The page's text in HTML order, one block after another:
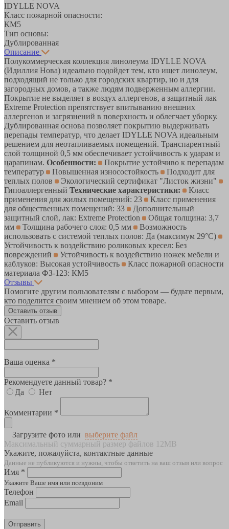
IDYLLE NOVA
Класс пожарной опасности:
КМ5
Тип основы:
Дублированная
Описание
Полукоммерческая коллекция линолеума IDYLLE NOVA
(Идиллия Нова) идеально подойдет тем, кто ищет линолеум,
подходящий не только для городских квартир, но и для
загородных домов, а также людям подверженным аллергии.
Покрытие не выделяет в воздух аллергенов, а защитный лак
Extreme Protection препятствует впитыванию внешних
аллергенов и загрязнений в поверхность и облегчает уборку.
Дублированная основа позволяет покрытию выдерживать
перепады температур, что делает IDYLLE NOVA идеальным
решением для неотапливаемых помещений. Транспарентный
слой толщиной 0,5 мм обеспечивает устойчивость к ударам и
царапинам. Особенности:
Покрытие устойчиво к перепадам
температур
Повышенная износостойкость
Подходит для
теплых полов
Экологический сертификат "Листок жизни"
Гипоаллергенный Технические характеристики:
Класс
применения для жилых помещений: 23
Класс применения
для общественных помещений: 33
Дополнительный
защитный слой, лак: Extreme Protection
Общая толщина: 3,7
мм
Толщина рабочего слоя: 0,5 мм
Возможность
использовать с системой теплых полов: Да (максимум 29°C)
Устойчивость к воздействию роликовых кресел: Без
повреждений
Устойчивость к воздействию ножек мебели и
каблуков: Высокая устойчивость
Класс пожарной опасности
материала ФЗ-123: КМ5
Отзывы
Помогите другим пользователям с выбором — будьте первым,
кто поделится своим мнением об этом товаре.
Оставить отзыв
Оставить отзыв
Ваша оценка *
Рекомендуете данный товар? *
Да
Нет
Комментарии *
Загрузите фото или выберите файл
Максимальный суммарный размер файлов 12MB
Укажите, пожалуйста, контактные данные
Данные не публикуются и нужны, чтобы ответить на ваш отзыв или вопрос
Имя *
Укажите Ваше имя или псевдоним
Телефон
Email
Отправить